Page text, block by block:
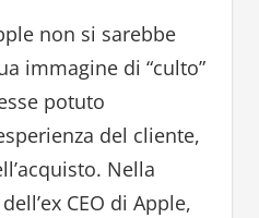
non si sarebbe
immagine di “culto”
potuto
del cliente,
Nella
CEO di Apple,